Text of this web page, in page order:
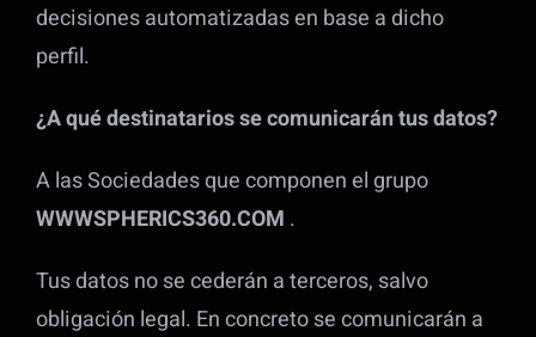
decisiones automatizadas en base a dicho
perfil.
¿A qué destinatarios se comunicarán tus datos?
A las Sociedades que componen el grupo
WWWSPHERICS360.COM .
Tus datos no se cederán a terceros, salvo
obligación legal. En concreto se comunicarán a